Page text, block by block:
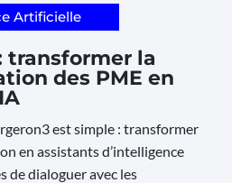
Artificielle
transformer la
des PME en
est simple : transformer
en assistants d’intelligence
de dialoguer avec les